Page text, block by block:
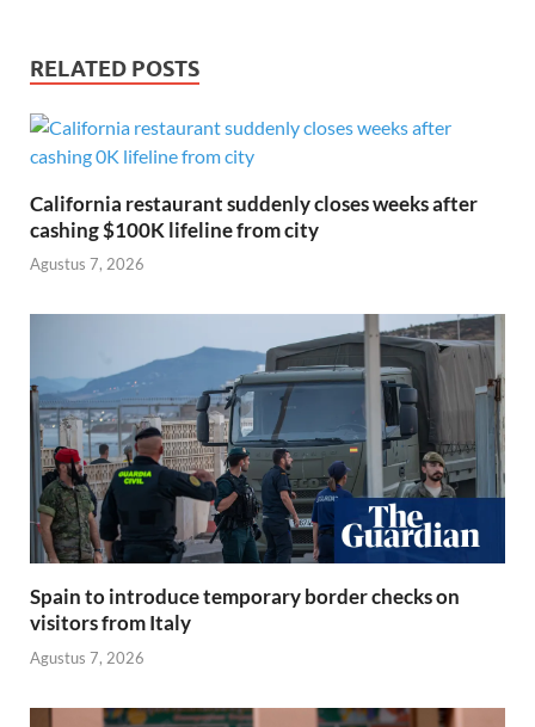
RELATED POSTS
California restaurant suddenly closes weeks after
cashing $100K lifeline from city
Agustus 7, 2026
Spain to introduce temporary border checks on
visitors from Italy
Agustus 7, 2026